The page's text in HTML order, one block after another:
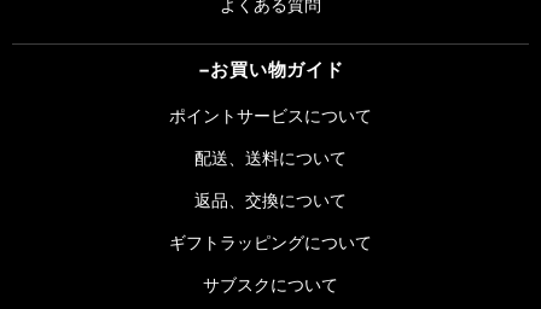
お買い物ガイド
ポイントサービスについて
配送、送料について
返品、交換について
ギフトラッピングについて
サブスクについて